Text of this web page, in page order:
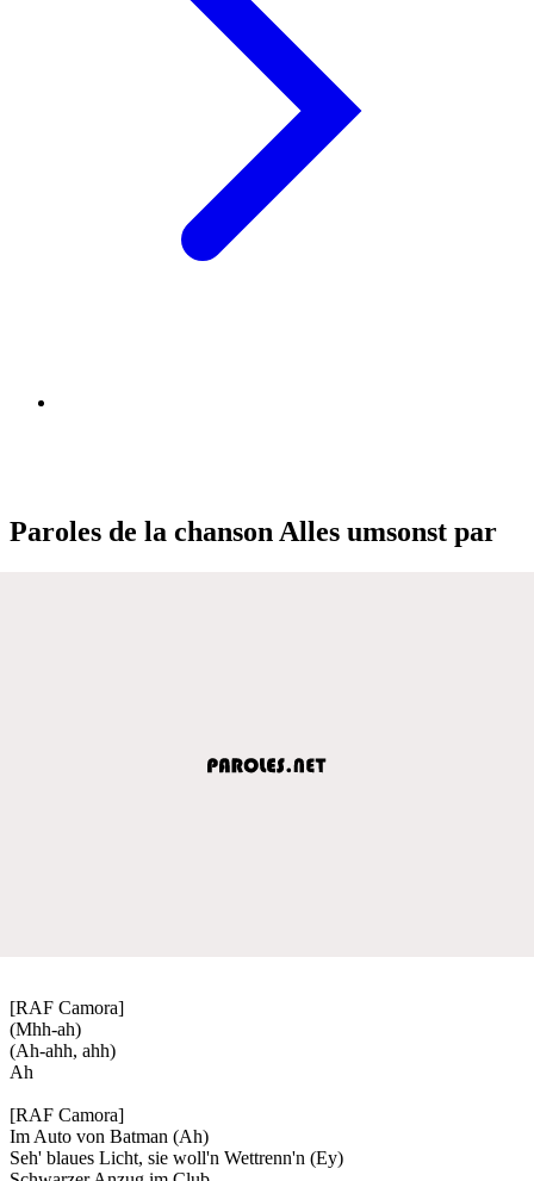
Paroles de la chanson Alles umsonst par
[RAF Camora]
(Mhh-ah)
(Ah-ahh, ahh)
Ah
[RAF Camora]
Im Auto von Batman (Ah)
Seh' blaues Licht, sie woll'n Wettrenn'n (Ey)